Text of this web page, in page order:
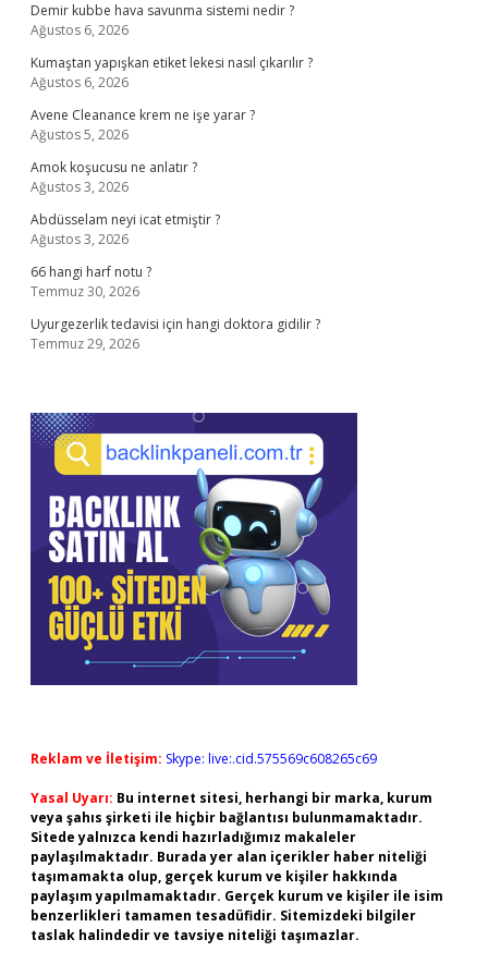
Demir kubbe hava savunma sistemi nedir ?
Ağustos 6, 2026
Kumaştan yapışkan etiket lekesi nasıl çıkarılır ?
Ağustos 6, 2026
Avene Cleanance krem ne işe yarar ?
Ağustos 5, 2026
Amok koşucusu ne anlatır ?
Ağustos 3, 2026
Abdüsselam neyi icat etmiştir ?
Ağustos 3, 2026
66 hangi harf notu ?
Temmuz 30, 2026
Uyurgezerlik tedavisi için hangi doktora gidilir ?
Temmuz 29, 2026
Reklam ve İletişim: Skype: live:.cid.575569c608265c69
Yasal Uyarı: Bu internet sitesi, herhangi bir marka, kurum
veya şahıs şirketi ile hiçbir bağlantısı bulunmamaktadır.
Sitede yalnızca kendi hazırladığımız makaleler
paylaşılmaktadır. Burada yer alan içerikler haber niteliği
taşımamakta olup, gerçek kurum ve kişiler hakkında
paylaşım yapılmamaktadır. Gerçek kurum ve kişiler ile isim
benzerlikleri tamamen tesadüfidir. Sitemizdeki bilgiler
taslak halindedir ve tavsiye niteliği taşımazlar.